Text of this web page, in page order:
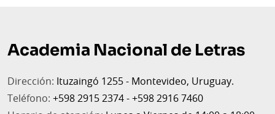
de
página
Academia Nacional de Letras
Dirección: Ituzaingó 1255 - Montevideo, Uruguay.
Teléfono: +598 2915 2374 - +598 2916 7460